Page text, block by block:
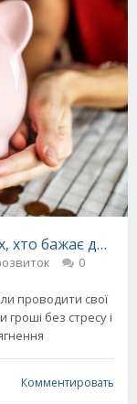
хто бажає
0
проводити свої
без стресу і
Комментировать